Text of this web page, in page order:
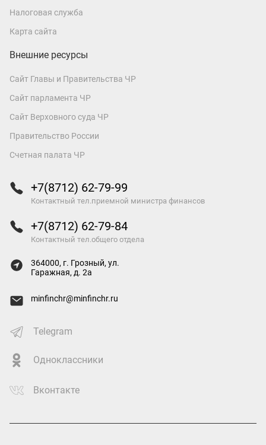
Налоговая служба
Карта сайта
Внешние ресурсы
Сайт Главы и Правительства ЧР
Сайт парламента ЧР
Сайт Верховного суда ЧР
Правительство России
Счетная палата ЧР
+7(8712) 62-79-99
Контактный тел.приемной министра финансов
+7(8712) 62-79-84
Контактный тел.общего отдела
364000, г. Грозный, ул.
Гаражная, д. 2а
minfinchr@minfinchr.ru
Telegram
Одноклассники
Вконтакте